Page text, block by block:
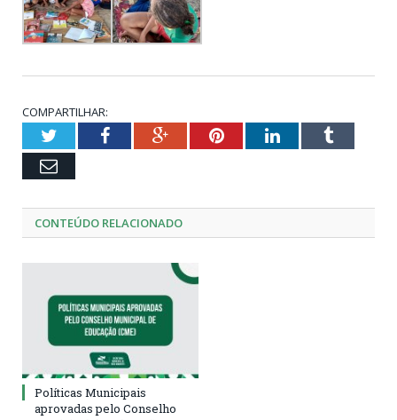
COMPARTILHAR:
TwitterFacebookGoogle+PinterestLinkedInTumblr
Email
CONTEÚDO RELACIONADO
Políticas Municipais
aprovadas pelo Conselho